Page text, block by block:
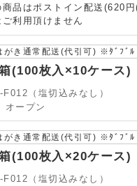
品はポストイン配送(620
利用頂けません
がき通常配送(代引可) ※ﾀﾞﾌ
(100枚入×10ケース)
F012（塩切込みなし）
オープン
がき通常配送(代引可) ※ﾀﾞﾌ
(100枚入×20ケース)
F012（塩切込みなし）